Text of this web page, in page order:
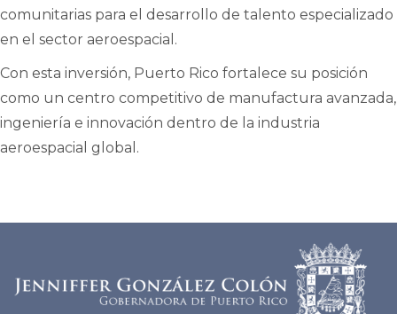
comunitarias para el desarrollo de talento especializado
en el sector aeroespacial.
Con esta inversión, Puerto Rico fortalece su posición
como un centro competitivo de manufactura avanzada,
ingeniería e innovación dentro de la industria
aeroespacial global.